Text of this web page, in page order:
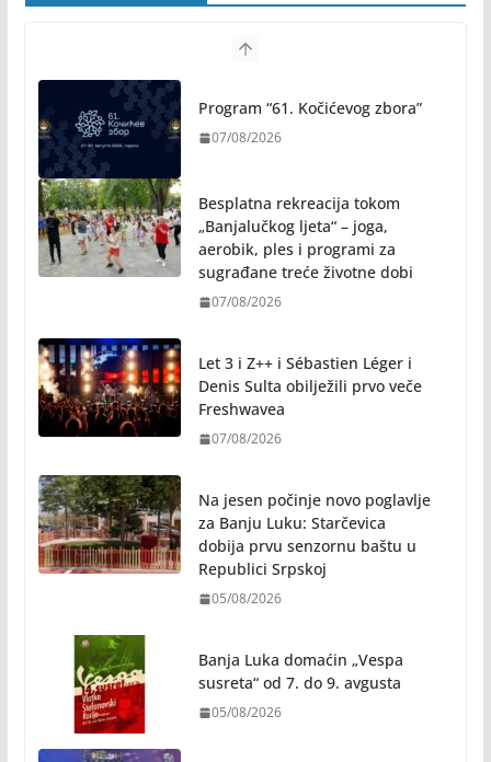
Program “61. Kočićevog zbora”
07/08/2026
Besplatna rekreacija tokom
„Banjalučkog ljeta“ – joga,
aerobik, ples i programi za
sugrađane treće životne dobi
07/08/2026
Let 3 i Z++ i Sébastien Léger i
Denis Sulta obilježili prvo veče
Freshwavea
07/08/2026
Na jesen počinje novo poglavlje
za Banju Luku: Starčevica
dobija prvu senzornu baštu u
Republici Srpskoj
05/08/2026
Banja Luka domaćin „Vespa
susreta“ od 7. do 9. avgusta
05/08/2026